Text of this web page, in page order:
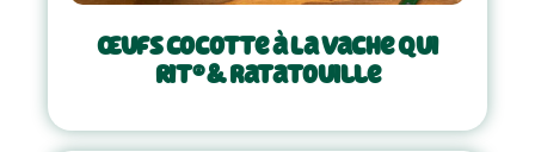
Œufs cocotte à La Vache Qui
Rit® & ratatouille